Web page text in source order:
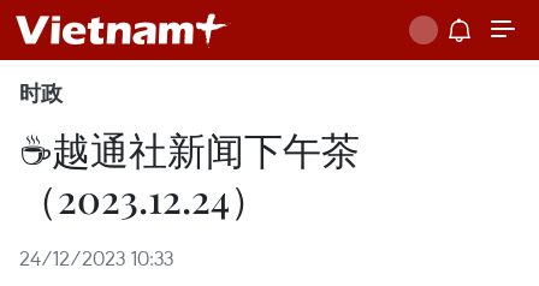
时政
☕️越通社新闻下午茶
（2023.12.24）
24/12/2023 10:33